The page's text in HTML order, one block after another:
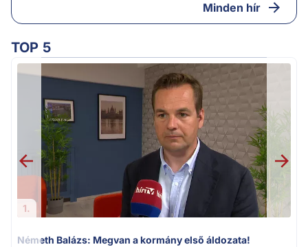
Minden hír
TOP 5
1.
Németh Balázs: Megvan a kormány első áldozata!